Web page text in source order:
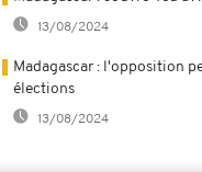
13/08/2024
Madagascar : l'opposition
élections
13/08/2024